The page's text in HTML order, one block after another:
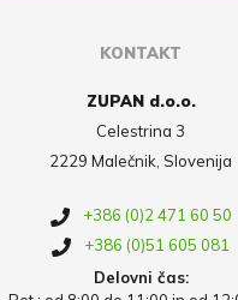
KONTAKT
ZUPAN d.o.o.
Celestrina 3
2229 Malečnik, Slovenija
+386 (0)2 471 60 50
+386 (0)51 605 081
Delovni čas: